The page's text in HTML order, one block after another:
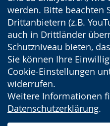
werden. Bitte beachten
Drittanbietern (z.B.
auch in Drittländer
Schutzniveau bieten,
Sie können Ihre
Cookie-Einstellungen
widerrufen.
Weitere Informationen
Datenschutzerklärung.